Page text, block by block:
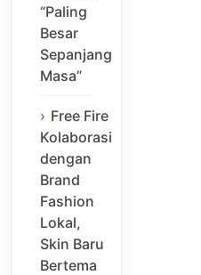
“Paling
Besar
Sepanjang
Masa”
Free Fire
Kolaborasi
dengan
Brand
Fashion
Lokal,
Skin Baru
Bertema